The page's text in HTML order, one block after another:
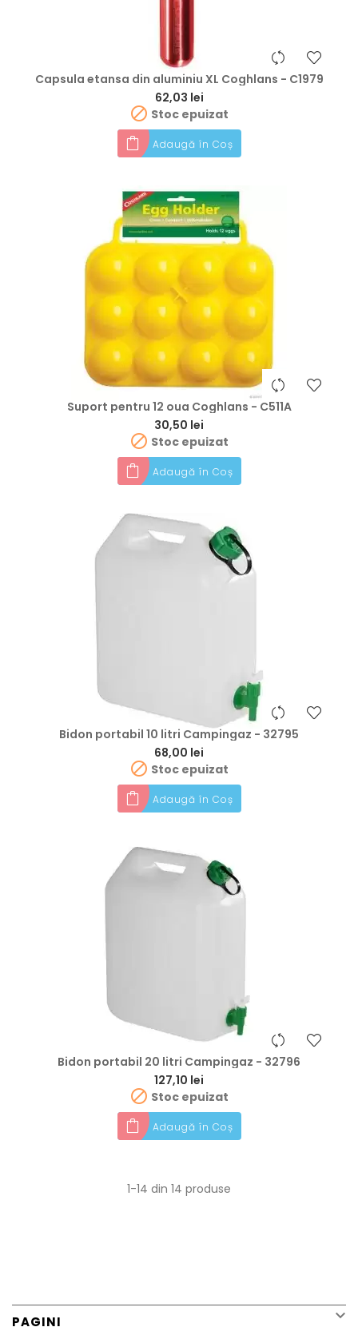
Capsula etansa din aluminiu XL Coghlans - C1979
62,03 lei
 Stoc epuizat
Adaugă în Coș
Suport pentru 12 oua Coghlans - C511A
30,50 lei
 Stoc epuizat
Adaugă în Coș
Bidon portabil 10 litri Campingaz - 32795
68,00 lei
 Stoc epuizat
Adaugă în Coș
Bidon portabil 20 litri Campingaz - 32796
127,10 lei
 Stoc epuizat
Adaugă în Coș
1-14 din 14 produse
PAGINI 